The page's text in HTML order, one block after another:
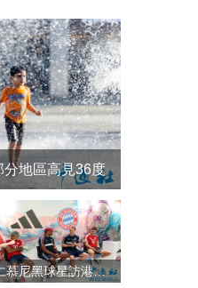
地區高見36度
拜仁慕尼黑球星訪港 與球迷近距離互動